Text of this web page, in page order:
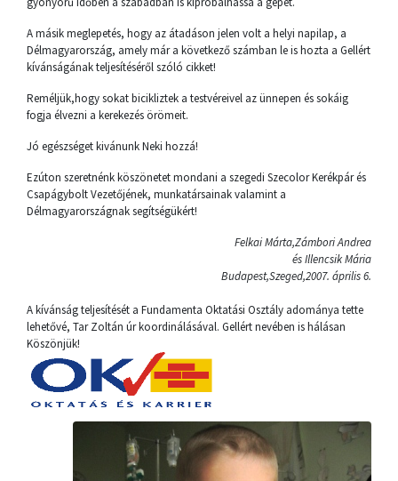
A másik meglepetés, hogy az átadáson jelen volt a helyi napilap, a
Délmagyarország, amely már a következő számban le is hozta a Gellért
kívánságának teljesítéséről szóló cikket!
Reméljük,hogy sokat bicikliztek a testvéreivel az ünnepen és sokáig
fogja élvezni a kerekezés örömeit.
Jó egészséget kivánunk Neki hozzá!
Ezúton szeretnénk köszönetet mondani a szegedi Szecolor Kerékpár és
Csapágybolt Vezetőjének, munkatársainak valamint a
Délmagyarországnak segítségükért!
Felkai Márta,Zámbori Andrea
és Illencsik Mária
Budapest,Szeged,2007. április 6.
A kívánság teljesítését a Fundamenta Oktatási Osztály adománya tette
lehetővé, Tar Zoltán úr koordinálásával. Gellért nevében is hálásan
Köszönjük!